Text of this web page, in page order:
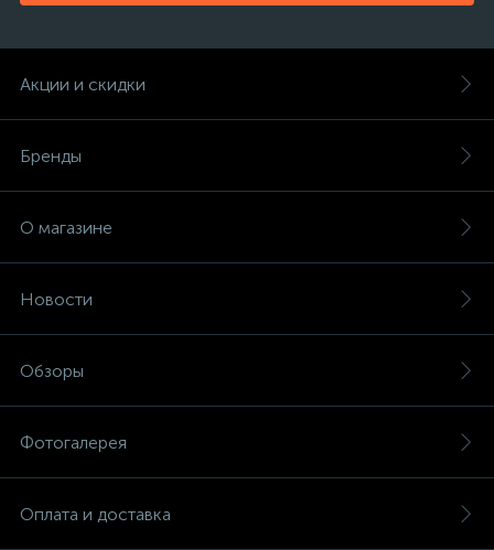
Акции и скидки
Бренды
О магазине
Новости
Обзоры
Фотогалерея
Оплата и доставка